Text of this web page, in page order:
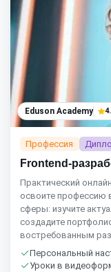
Eduson Academy
Профессия
Frontend-
Практический
освоите профессию
сферы: изучите
создадите
востребованным
Персональный
Уроки в